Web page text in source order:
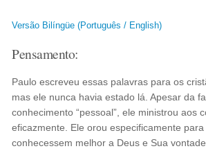
Versão Bilíngüe (Português / English)
Pensamento:
Paulo escreveu essas palavras para os
mas ele nunca havia estado lá. Apesar da
conhecimento “pessoal”, ele ministrou aos
eficazmente. Ele orou especificamente
conhecessem melhor a Deus e Sua